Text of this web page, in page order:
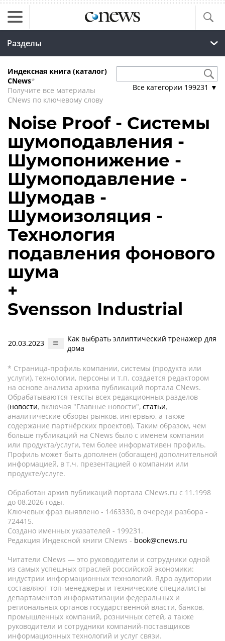
Разделы
Индексная книга (каталог)
CNews*
Получите все материалы
CNews по ключевому слову
Все категории 199231 ▼
Noise Proof - Системы
шумоподавления -
Шумопонижение -
Шумоподавление -
Шумодав -
Шумоизоляция -
Технология
подавления фонового
шума
+
Svensson Industrial
20.03.2023
Как выбрать эллиптический тренажер для
дома
* Страница-профиль компании, системы (продукта или
услуги), технологии, персоны и т.п. создается редактором
на основе анализа архива публикаций портала CNews.
Обрабатываются тексты всех редакционных разделов
(новости, включая "Главные новости", статьи,
аналитические обзоры рынков, интервью, а также
содержание партнёрских проектов). Таким образом, чем
больше публикаций на CNews было с именем компании
или продукта/услуги, тем более информативен профиль.
Профиль может быть дополнен (обогащен) дополнительной
информацией, в т.ч. презентацией о компании или
продукте/услуге.
Обработан архив публикаций портала CNews.ru c 11.1998
до 08.2026 годы.
Ключевых фраз выявлено - 1463330, в очереди разбора -
724415.
Создано именных указателей - 199231.
Редакция Индексной книги CNews - book@cnews.ru
Читатели CNews — это руководители и сотрудники одной
из самых успешных отраслей российской экономики:
индустрии информационных технологий. Ядро аудитории
составляют топ-менеджеры и технические специалисты
департаментов информатизации федеральных и
региональных органов государственной власти, банков,
промышленных компаний, розничных сетей, а также
руководители и сотрудники компаний-поставщиков
информационных технологий и услуг связи.